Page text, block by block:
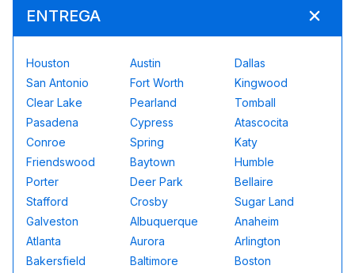
ENTREGA
Houston Austin
Dallas
San Antonio
Fort Worth
Kingwood
Clear Lake
Pearland
Tomball
Pasadena
Cypress
Atascocita
Conroe
Spring
Katy
Friendswood
Baytown
Humble
Porter
Deer Park
Bellaire
Stafford
Crosby
Sugar Land
Galveston
Albuquerque
Anaheim
Atlanta
Aurora
Arlington
Bakersfield
Baltimore
Boston